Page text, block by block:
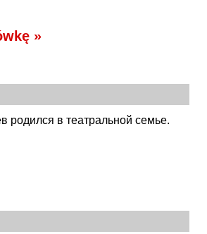
»
родился в театральной семье.